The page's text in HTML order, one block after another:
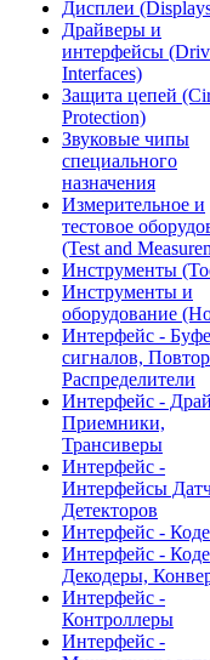
Дисплеи
Драйверы и
интерфейсы
Interfaces)
Защита цепей
Protection)
Звуковые чипы
специального
назначения
Измерительное и
тестовое
(Test and
Инструменты
Инструменты и
оборудование
Интерфейс -
сигналов,
Распределители
Интерфейс -
Приемники,
Трансиверы
Интерфейс -
Интерфейсы
Детекторов
Интерфейс -
Интерфейс -
Декодеры,
Интерфейс -
Контроллеры
Интерфейс -